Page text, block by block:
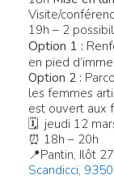
Visite/
19h – 2
Option 1 :
en pied
Option 2 :
les femmes
est ouvert aux
🗓 jeudi 12
⏰ 18h – 20h
📍Pantin, Ilôt
Scandicci,